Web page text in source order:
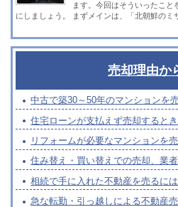
ます。今回はそういったこと
にしましょう。 まずメインは、「北朝鮮のミ
売却理由か
中古で築30～50年のマンションを
住宅ローンが支払えず売却すると
リフォームが必要なマンションを
住み替え・買い替えでの売却、業
相続で手に入れた不動産を売るには
急な転勤・引っ越しによる不動産